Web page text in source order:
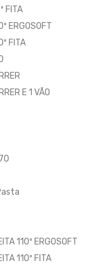
FITA
ERGOSOFT
FITA
E 1 VÃO
110º ERGOSOFT
110º FITA